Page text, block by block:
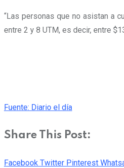
“Las personas que no asistan a
entre 2 y 8 UTM, es decir, entre
Fuente: Diario el día
Share This Post:
Facebook Twitter Pinterest